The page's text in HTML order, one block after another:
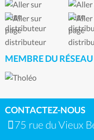
MEMBRE DU RÉSEAU
CONTACTEZ-NOUS
75 rue du Vieux